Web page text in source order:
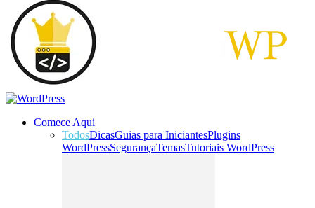
Comece Aqui
TodosDicasGuias para IniciantesPlugins
WordPressSegurançaTemasTutoriais WordPress